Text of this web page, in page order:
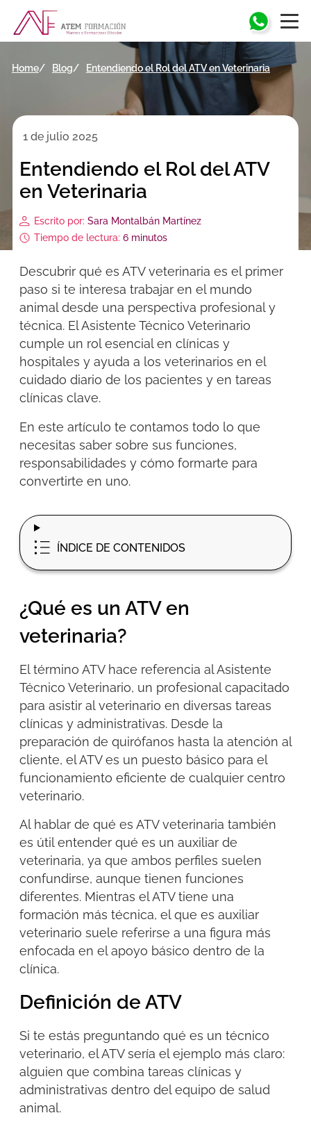
Home Blog Entendiendo el Rol del ATV en Veterinaria
1 de julio 2025
Entendiendo el Rol del ATV
en Veterinaria
Escrito por: Sara Montalbán Martínez
Tiempo de lectura: 6 minutos
Descubrir qué es ATV veterinaria es el primer
paso si te interesa trabajar en el mundo
animal desde una perspectiva profesional y
técnica. El Asistente Técnico Veterinario
cumple un rol esencial en clínicas y
hospitales y ayuda a los veterinarios en el
cuidado diario de los pacientes y en tareas
clínicas clave.
En este artículo te contamos todo lo que
necesitas saber sobre sus funciones,
responsabilidades y cómo formarte para
convertirte en uno.
ÍNDICE DE CONTENIDOS
¿Qué es un ATV en
veterinaria?
El término ATV hace referencia al Asistente
Técnico Veterinario, un profesional capacitado
para asistir al veterinario en diversas tareas
clínicas y administrativas. Desde la
preparación de quirófanos hasta la atención al
cliente, el ATV es un puesto básico para el
funcionamiento eficiente de cualquier centro
veterinario.
Al hablar de qué es ATV veterinaria también
es útil entender qué es un auxiliar de
veterinaria, ya que ambos perfiles suelen
confundirse, aunque tienen funciones
diferentes. Mientras el ATV tiene una
formación más técnica, elque es auxiliar
veterinario suele referirse a una figura más
enfocada en el apoyo básico dentro de la
clínica.
Definición de ATV
Si te estás preguntando qué es un técnico
veterinario, el ATV sería el ejemplo más claro:
alguien que combina tareas clínicas y
administrativas dentro del equipo de salud
animal.